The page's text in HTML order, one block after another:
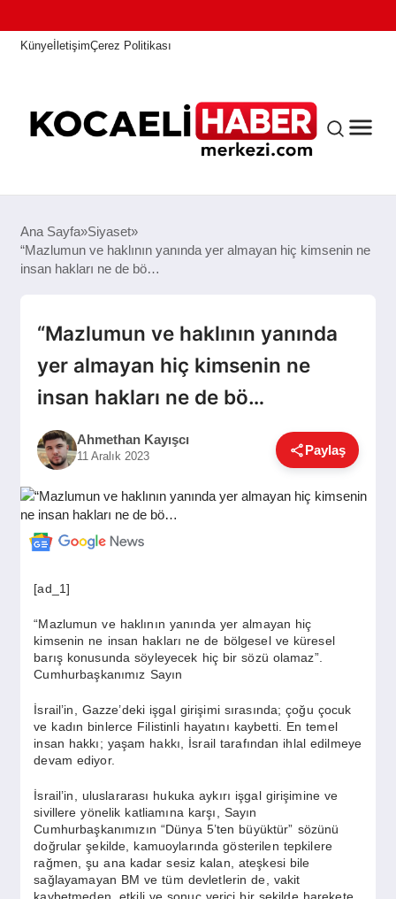
KünyeİletişimÇerez Politikası
ANASAYFA
EĞITIM
DÜNYA
SAĞLIK
SPOR
YAŞAM
Ana Sayfa Siyaset
“Mazlumun ve haklının yanında yer almayan hiç kimsenin ne
insan hakları ne de bö…
“Mazlumun ve haklının yanında
yer almayan hiç kimsenin ne
insan hakları ne de bö…
Ahmethan Kayışcı
11 Aralık 2023 Paylaş
[ad_1]
“Mazlumun ve haklının yanında yer almayan hiç
kimsenin ne insan hakları ne de bölgesel ve küresel
barış konusunda söyleyecek hiç bir sözü olamaz”.
Cumhurbaşkanımız Sayın
İsrail’in, Gazze’deki işgal girişimi sırasında; çoğu çocuk
ve kadın binlerce Filistinli hayatını kaybetti. En temel
insan hakkı; yaşam hakkı, İsrail tarafından ihlal edilmeye
devam ediyor.
İsrail’in, uluslararası hukuka aykırı işgal girişimine ve
sivillere yönelik katliamına karşı, Sayın
Cumhurbaşkanımızın “Dünya 5’ten büyüktür” sözünü
doğrular şekilde, kamuoylarında gösterilen tepkilere
rağmen, şu ana kadar sesiz kalan, ateşkesi bile
sağlayamayan BM ve tüm devletlerin de, vakit